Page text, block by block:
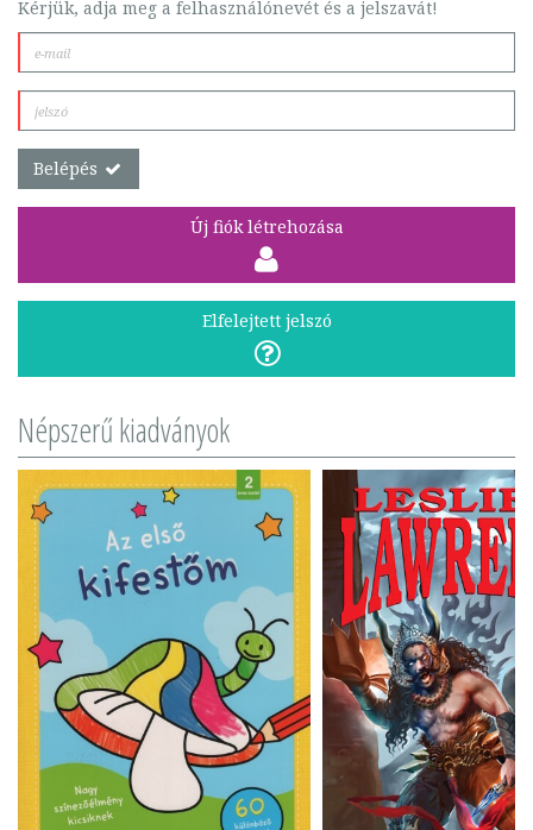
Kérjük, adja meg a felhasználónevét és a jelszavát!
Belépés
Új fiók létrehozása
Elfelejtett jelszó
Népszerű kiadványok